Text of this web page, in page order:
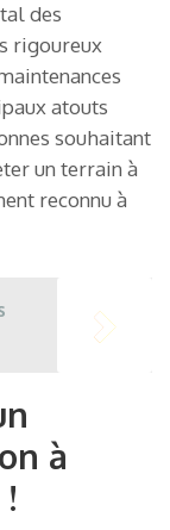
des
rigoureux
atouts
souhaitant
un terrain à
reconnu à
à